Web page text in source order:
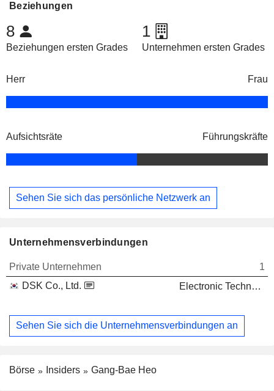
Beziehungen
8
Beziehungen ersten Grades
1
Unternehmen ersten Grades
Herr Frau
Aufsichtsräte Führungskräfte
Sehen Sie sich das persönliche Netzwerk an
Unternehmensverbindungen
Private Unternehmen
1
DSK Co., Ltd.
Electronic Technology
Sehen Sie sich die Unternehmensverbindungen an
Börse Insiders Gang-Bae Heo